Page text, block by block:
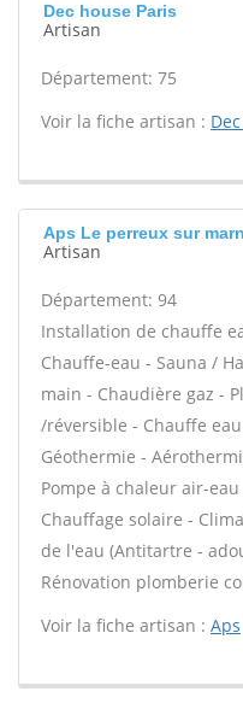
Dec house Paris
Artisan
Département: 75
Voir la fiche artisan :
Aps Le perreux sur
Artisan
Département: 94
Installation de chauffe
Chauffe-eau - Sauna /
main - Chaudière gaz -
/réversible - Chauffe
Géothermie -
Pompe à chaleur air-
Chauffage solaire -
de l'eau (Antitartre -
Rénovation plomberie
Voir la fiche artisan : Aps